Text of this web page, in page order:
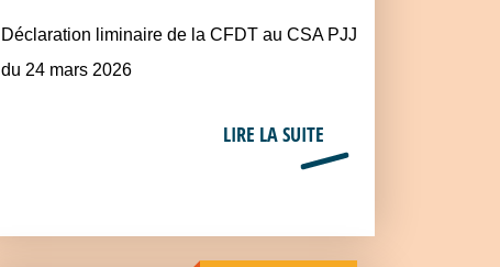
Déclaration liminaire de la CFDT au CSA PJJ
du 24 mars 2026
LIRE LA SUITE